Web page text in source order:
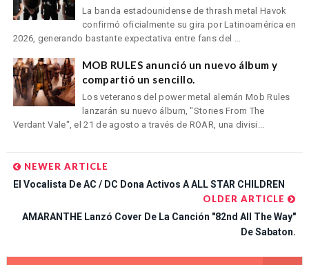
La banda estadounidense de thrash metal Havok
confirmó oficialmente su gira por Latinoamérica en
2026, generando bastante expectativa entre fans del ...
MOB RULES anunció un nuevo álbum y
compartió un sencillo.
Los veteranos del power metal alemán Mob Rules
lanzarán su nuevo álbum, "Stories From The
Verdant Vale", el 21 de agosto a través de ROAR, una divisi...
NEWER ARTICLE
El Vocalista De AC / DC Dona Activos A ALL STAR CHILDREN
OLDER ARTICLE
AMARANTHE Lanzó Cover De La Canción "82nd All The Way"
De Sabaton.